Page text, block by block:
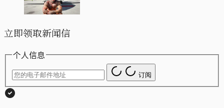
立即领取新闻信
个人信息
订阅